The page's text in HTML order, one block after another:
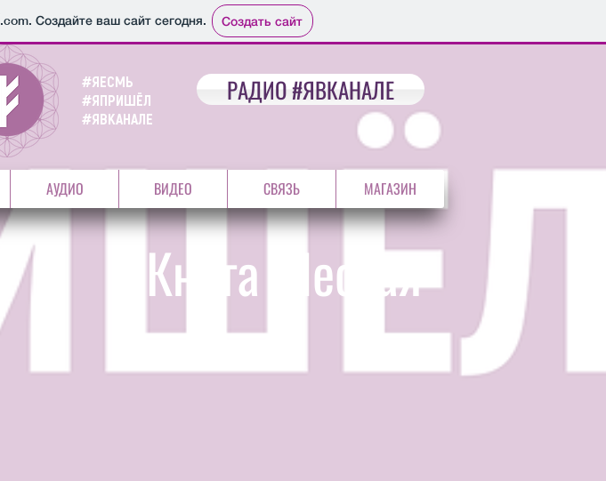
.com. Создайте ваш сайт сегодня. Создать сайт
#ЯЕСМЬ
#ЯПРИШЁЛ
#ЯВКАНАЛЕ
РАДИО #ЯВКАНАЛЕ
АУДИО ВИДЕО СВЯЗЬ МАГАЗИН
Книга Шестая